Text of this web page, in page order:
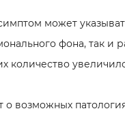
может
фона, так и
возможных